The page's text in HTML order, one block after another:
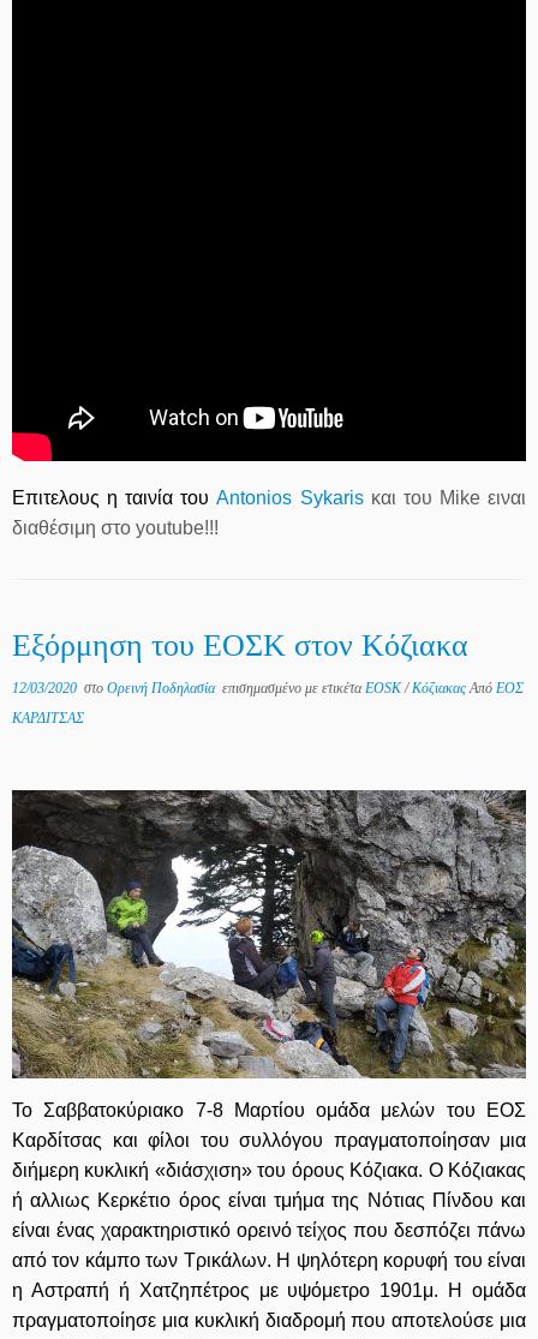
Επιτελους η ταινία του Antonios Sykarisκαι του Mike ειναι
διαθέσιμη στο youtube!!!
Εξόρμηση του ΕΟΣΚ στον Κόζιακα
12/03/2020 στο Ορεινή Ποδηλασία επισημασμένο με ετικέταEOSK/ΚόζιακαςΑπό ΕΟΣ
ΚΑΡΔΙΤΣΑΣ
Το Σαββατοκύριακο 7-8 Μαρτίου ομάδα μελών του ΕΟΣ
Καρδίτσας και φίλοι του συλλόγου πραγματοποίησαν μια
διήμερη κυκλική «διάσχιση» του όρους Κόζιακα. Ο Κόζιακας
ή αλλιως Κερκέτιο όρος είναι τμήμα της Νότιας Πίνδου και
είναι ένας χαρακτηριστικό ορεινό τείχος που δεσπόζει πάνω
από τον κάμπο των Τρικάλων. Η ψηλότερη κορυφή του είναι
η Αστραπή ή Χατζηπέτρος με υψόμετρο 1901μ. Η ομάδα
πραγματοποίησε μια κυκλική διαδρομή που αποτελούσε μια